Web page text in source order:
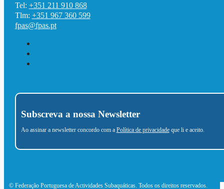
Tel: +351 211 910 868
Tlm: +351 967 360 599
fpas@fpas.pt
Subscreva a nossa Newsletter
Ao assinar a newsletter concordo com a Política de privacidadeque li e aceito.
© Federação Portuguesa de Actividades Subaquáticas. Todos os direitos reservados.